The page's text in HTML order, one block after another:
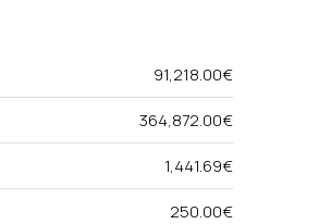
91,218.00€
364,872.00€
1,441.69€
250.00€